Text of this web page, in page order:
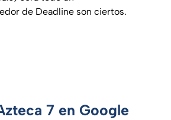
de Deadline son ciertos.
7 en Google